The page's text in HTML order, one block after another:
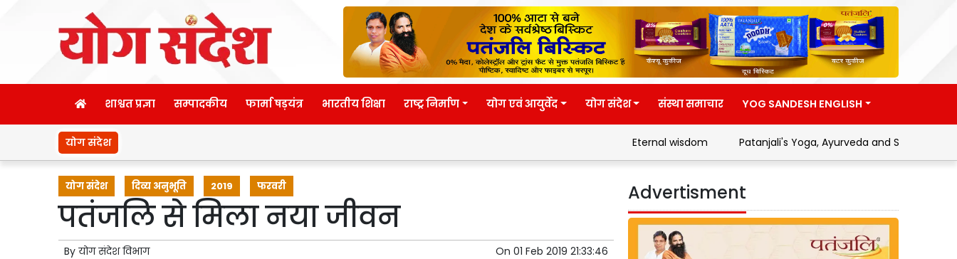
शाश्वत प्रज्ञा सम्पादकीय फार्मा षड़यंत्र भारतीय शिक्षा राष्ट्र निर्माण योग एवं आयुर्वेद योग संदेश संस्था समाचार YOG SANDESH ENGLISH
योग संदेश Eternal wisdom Patanjali's Yoga, Ayurveda and Swadeshi Movement
योग संदेश दिव्य अनुभूति 2019 फरवरी
पतंजलि से मिला नया जीवन
By योग संदेश विभाग On 01 Feb 2019 21:33:46
Advertisment